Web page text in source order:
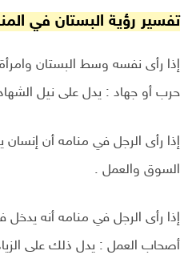
تفسير رؤية البستان في
إذا رأى نفسه وسط البستان
حرب أو جهاد : يدل على نيل
إذا رأى الرجل في منامه أن
السوق والعمل .
إذا رأى الرجل في منامه أنه
أصحاب العمل : يدل ذلك على